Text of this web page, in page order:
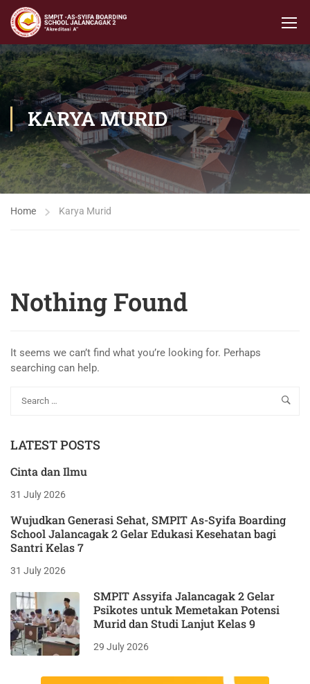
KARYA MURID
Home Karya Murid
Nothing Found
It seems we can’t find what you’re looking for. Perhaps
searching can help.
LATEST POSTS
Cinta dan Ilmu
31 July 2026
Wujudkan Generasi Sehat, SMPIT As-Syifa Boarding
School Jalancagak 2 Gelar Edukasi Kesehatan bagi
Santri Kelas 7
31 July 2026
SMPIT Assyifa Jalancagak 2 Gelar
Psikotes untuk Memetakan Potensi
Murid dan Studi Lanjut Kelas 9
29 July 2026